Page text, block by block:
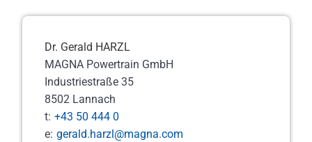
Dr. Gerald HARZL
MAGNA Powertrain GmbH
Industriestraße 35
8502 Lannach
t: +43 50 444 0
e: gerald.harzl@magna.com